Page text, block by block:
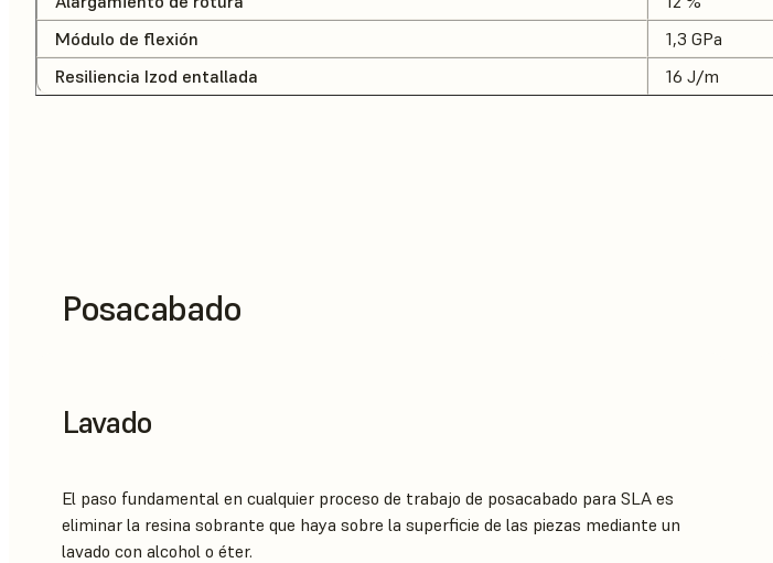
Módulo de flexión
1,3 GPa
Resiliencia Izod entallada
16 J/m
Posacabado
Lavado
El paso fundamental en cualquier proceso de trabajo de posacabado para SLA es
eliminar la resina sobrante que haya sobre la superficie de las piezas mediante un
lavado con alcohol o éter.